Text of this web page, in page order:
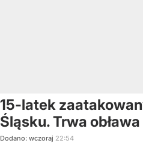
15-latek
Śląsku. Trwa
Dodano: wczoraj 22:54